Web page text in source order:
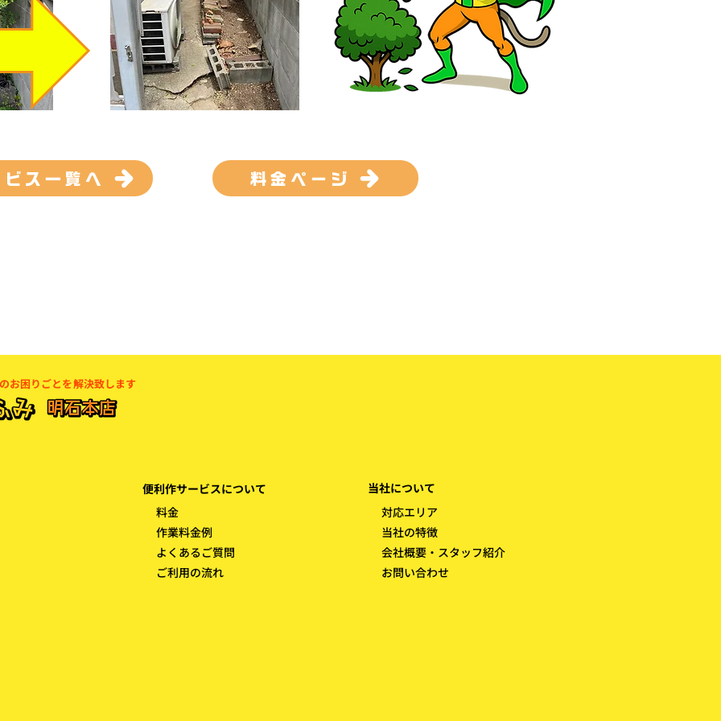
ス一覧へ 料金ページ
お困りごとを解決致します
便利作サービスについて
料金
作業料金例
よくあるご質問
ご利用の流れ
当社について
​対応エリア
当社の特徴
会社概要・スタッフ紹介
お問い合わせ